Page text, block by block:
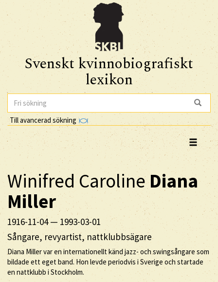
Svenskt kvinnobiografiskt
lexikon
Till avancerad sökning
Winifred CarolineDiana
Miller
1916-11-04— 1993-03-01
Sångare, revyartist, nattklubbsägare
Diana Miller var en internationellt känd jazz- och swingsångare som
bildade ett eget band. Hon levde periodvis i Sverige och startade
en nattklubb i Stockholm.